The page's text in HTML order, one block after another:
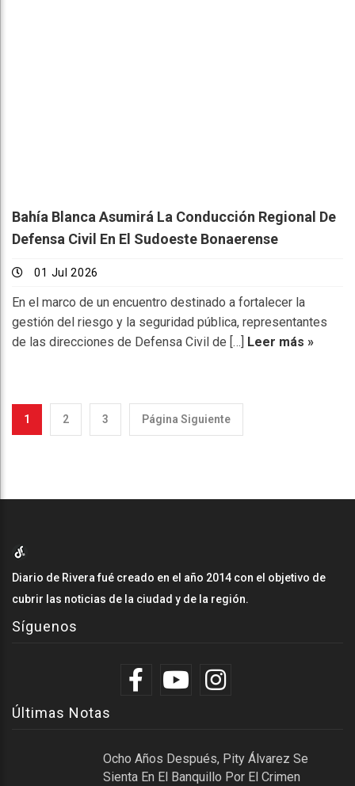
Bahía Blanca Asumirá La Conducción Regional De
Defensa Civil En El Sudoeste Bonaerense
01 Jul 2026
En el marco de un encuentro destinado a fortalecer la
gestión del riesgo y la seguridad pública, representantes
de las direcciones de Defensa Civil de […] Leer más »
1 2 3 Página Siguiente
Diario de Rivera fué creado en el año 2014 con el objetivo de
cubrir las noticias de la ciudad y de la región.
Síguenos
Últimas Notas
Ocho Años Después, Pity Álvarez Se
Sienta En El Banquillo Por El Crimen